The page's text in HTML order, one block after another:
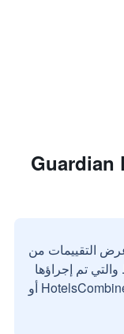
التقييمات من
تم إجراؤها
بواسطة مستخدمين حقيقيين مع HotelsCombined أو